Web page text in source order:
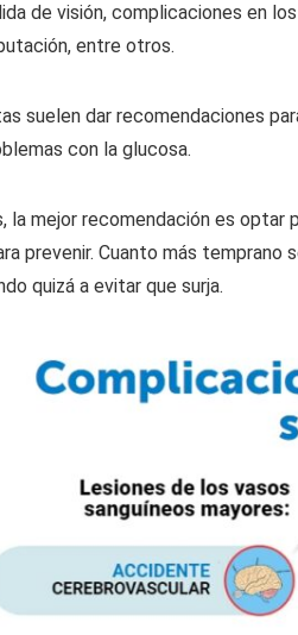
de visión, complicaciones en
entre otros.
suelen dar recomendaciones
con la glucosa.
la mejor recomendación es
prevenir. Cuanto más
quizá a evitar que surja.